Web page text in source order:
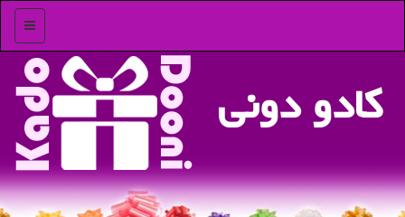
منو
كادو دونی